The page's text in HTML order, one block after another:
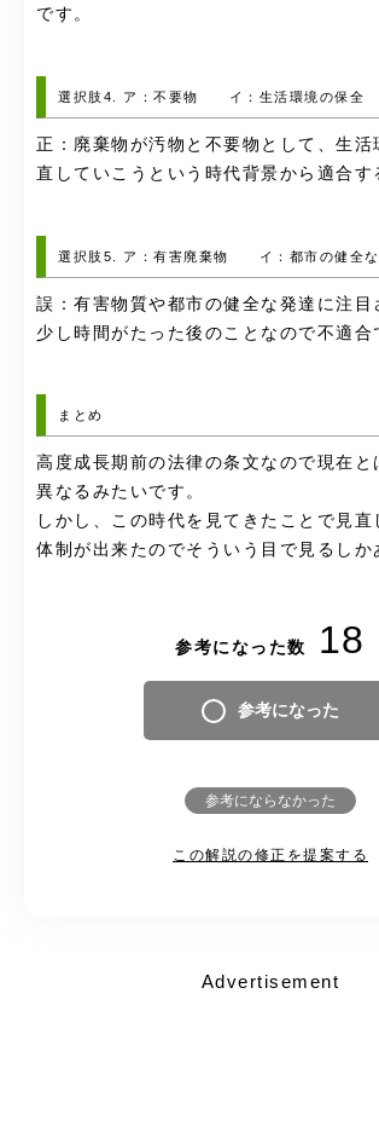
です。
選択肢4. ア：不要物 イ：生活環境の保全
正：廃棄物が汚物と不要物として、生活
直していこうという時代背景から適合す
選択肢5. ア：有害廃棄物 イ：都市の健全な
誤：有害物質や都市の健全な発達に注目
少し時間がたった後のことなので不適合
まとめ
高度成長期前の法律の条文なので現在と
異なるみたいです。
しかし、この時代を見てきたことで見直
体制が出来たのでそういう目で見るしか
参考になった数 18
参考になった
参考にならなかった
この解説の修正を提案する
Advertisement